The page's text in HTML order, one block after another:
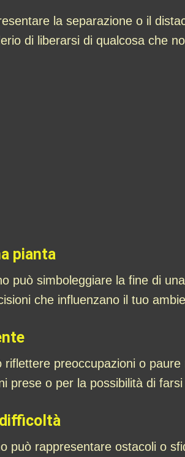
la separazione o il
di liberarsi di qualcosa che
pianta
può simboleggiare la fine di
che influenzano il tuo
preoccupazioni o
prese o per la possibilità di
difficoltà
può rappresentare ostacoli o